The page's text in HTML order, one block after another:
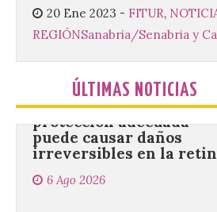
20 Ene 2023 - FITUR,
REGIÓNSanabria/Senabria y
ÚLTIMAS NOTICIAS
“Mirar un eclipse sin
protección adecuada
puede causar daños
irreversibles en la
6 Ago 2026